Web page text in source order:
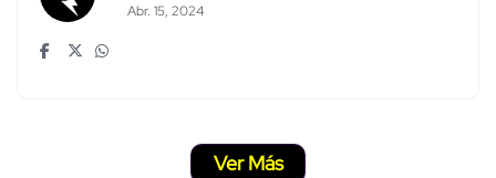
Abr. 15, 2024
Ver Más